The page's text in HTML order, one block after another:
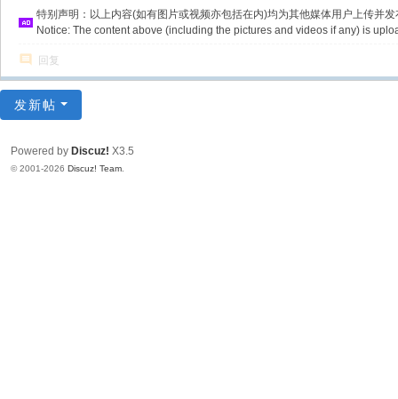
特别声明：以上内容(如有图片或视频亦包括在内)均为其他媒体用户上传并
Notice: The content above (including the pictures and videos if any) is
回复
发新帖
Powered by Discuz! X3.5
© 2001-2026 Discuz! Team